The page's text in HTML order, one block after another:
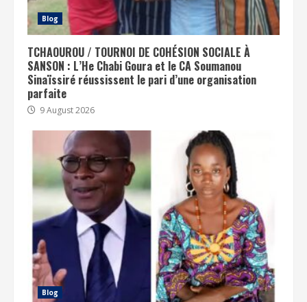
Blog
TCHAOUROU / TOURNOI DE COHÉSION SOCIALE À
SANSON : L’He Chabi Goura et le CA Soumanou
Sinaïssiré réussissent le pari d’une organisation
parfaite
9 August 2026
Blog